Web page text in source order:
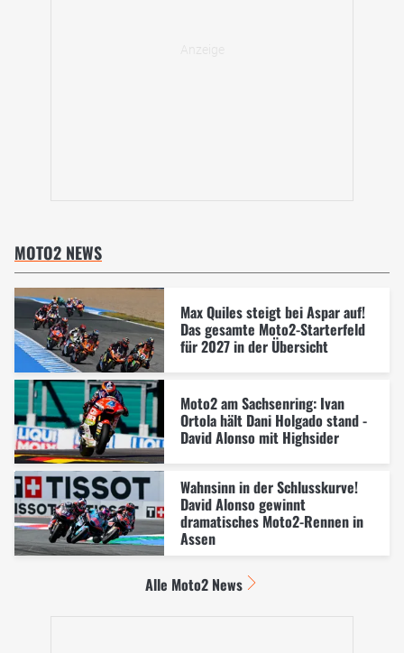
MOTO2 NEWS
Max Quiles steigt bei Aspar auf!
Das gesamte Moto2-Starterfeld
für 2027 in der Übersicht
Moto2 am Sachsenring: Ivan
Ortola hält Dani Holgado stand -
David Alonso mit Highsider
Wahnsinn in der Schlusskurve!
David Alonso gewinnt
dramatisches Moto2-Rennen in
Assen
Alle Moto2 News